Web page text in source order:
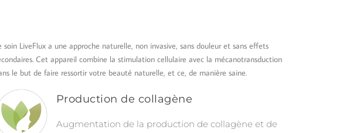
soin LiveFlux a une approche naturelle, non invasive, sans douleur et sans effets
Cet appareil combine la stimulation cellulaire avec la mécanotransduction
le but de faire ressortir votre beauté naturelle, et ce, de manière saine.
Production de collagène
Augmentation de la production de collagène et de